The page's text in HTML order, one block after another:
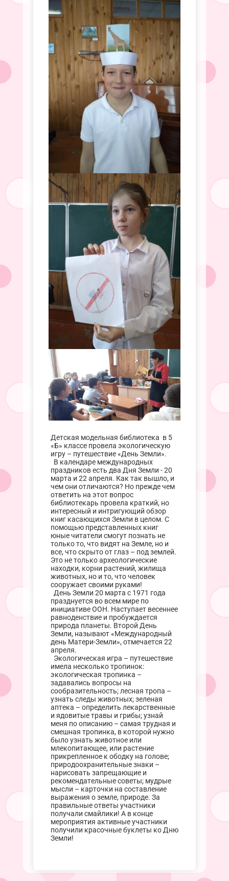
Детская модельная библиотека в 5
«Б» классе провела экологическую
игру – путешествие «День Земли».
В календаре международных
праздников есть два Дня Земли - 20
марта и 22 апреля. Как так вышло, и
чем они отличаются? Но прежде чем
ответить на этот вопрос
библиотекарь провела краткий, но
интересный и интригующий обзор
книг касающихся Земли в целом. С
помощью представленных книг
юные читатели смогут познать не
только то, что видят на Земле, но и
все, что скрыто от глаз – под землей.
Это не только археологические
находки, корни растений, жилища
животных, но и то, что человек
сооружает своими руками!
День Земли 20 марта с 1971 года
празднуется во всем мире по
инициативе ООН. Наступает весеннее
равноденствие и пробуждается
природа планеты. Второй День
Земли, называют «Международный
день Матери-Земли», отмечается 22
апреля.
Экологическая игра – путешествие
имела несколько тропинок:
экологическая тропинка –
задавались вопросы на
сообразительность; лесная тропа –
узнать следы животных; зеленая
аптека – определить лекарственные
и ядовитые травы и грибы; узнай
меня по описанию – самая трудная и
смешная тропинка, в которой нужно
было узнать животное или
млекопитающее, или растение
прикрепленное к ободку на голове;
природоохранительные знаки –
нарисовать запрещающие и
рекомендательные советы; мудрые
мысли – карточки на составление
выражения о земле, природе. За
правильные ответы участники
получали смайлики! А в конце
мероприятия активные участники
получили красочные буклеты ко Дню
Земли!